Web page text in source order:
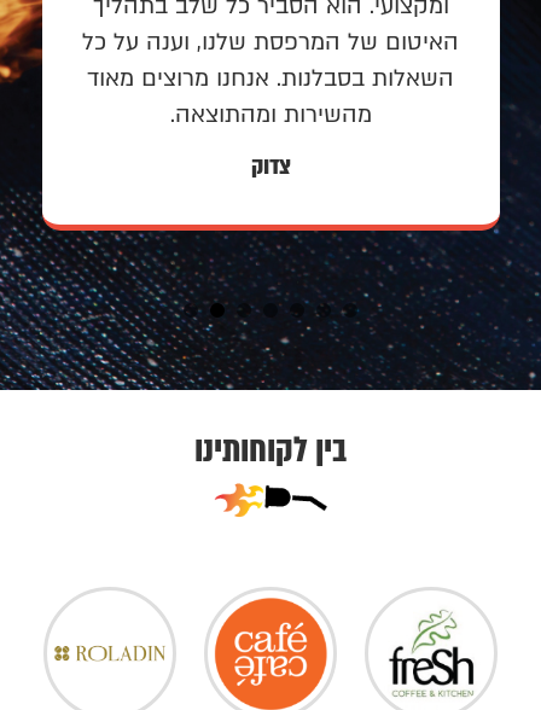
האיטום של המרפסת שלנו, וענה על כל
השאלות בסבלנות. אנחנו מרוצים מאוד
מהשירות ומהתוצאה.
צדוק
בין לקוחותינו